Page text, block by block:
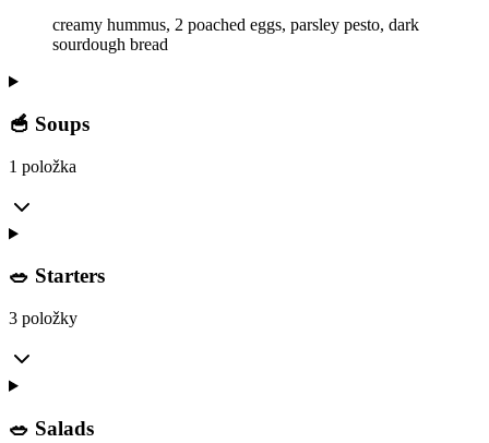
creamy hummus, 2 poached eggs, parsley pesto, dark
sourdough bread
🥣 Soups
1 položka
🥗 Starters
3 položky
🥗 Salads